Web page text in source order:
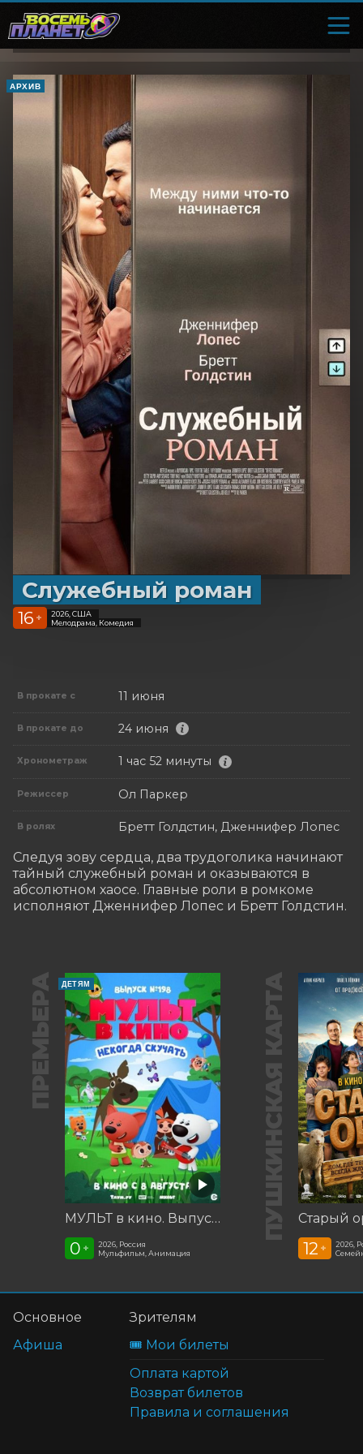
АРХИВ
Служебный роман
16 +
2026, США
Мелодрама, Комедия
В прокате с 11 июня
В прокате до 24 июня
Хронометраж 1 час 52 минуты
Режиссер Ол Паркер
В ролях Бретт Голдстин, Дженнифер Лопес
Следуя зову сердца, два трудоголика начинают
тайный служебный роман и оказываются в
абсолютном хаосе. Главные роли в ромкоме
исполняют Дженнифер Лопес и Бретт Голдстин.
ПРЕМЬЕРА ДЕТЯМ
МУЛЬТ в кино. Выпуск №198. Некогда скучать
0 +
2026, Россия
Мульфильм, Анимация
ПУШКИНСКАЯ КАРТА Старый
12 +
2026,
Основное
Афиша
Зрителям
🎟️ Мои билеты
Оплата картой
Возврат билетов
Правила и соглашения